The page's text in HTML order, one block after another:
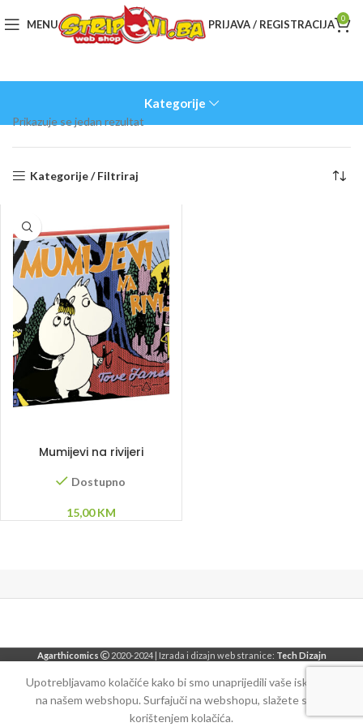
MENU PRIJAVA / REGISTRACIJA 0
Kategorije
Prikazuje se jedan rezultat
Kategorije / Filtriraj
Mumijevi na rivijeri
Dostupno
15,00KM
Agarthicomics 2020-2024 | Izrada i dizajn web stranice: Tech Dizajn
Upotrebljavamo kolačiće kako bi smo unaprijedili vaše iskustvo
na našem webshopu. Surfajuči na webshopu, slažete se sa
korištenjem kolačića.